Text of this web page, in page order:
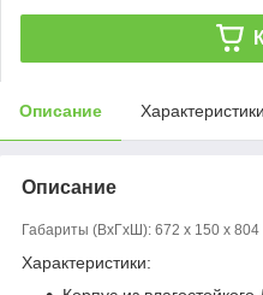
Описание Характеристики
Описание
Габариты (ВxГxШ): 672 x 150 x
Характеристики: